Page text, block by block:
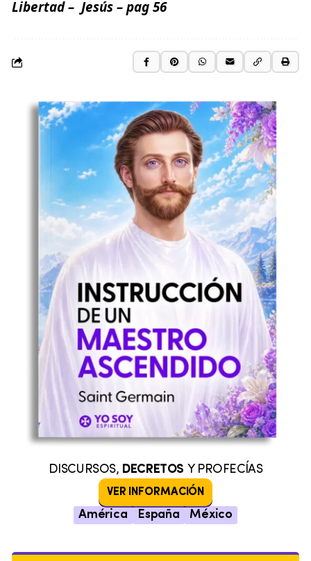
Libertad– Jesús– pag 56
DISCURSOS, DECRETOS Y PROFECÍAS
VER INFORMACIÓN
América España México